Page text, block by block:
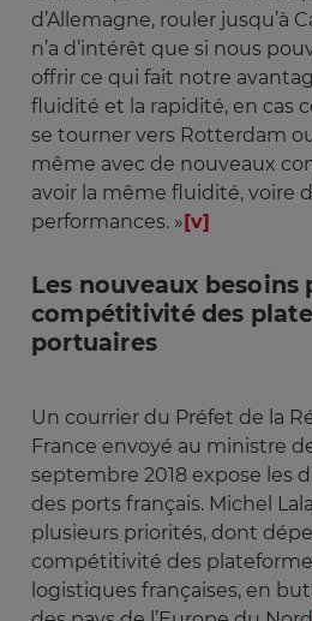
d’Allemagne, rouler jusqu’à
n’a d’intérêt que si nous
offrir ce qui fait notre
fluidité et la rapidité, en cas
se tourner vers Rotterdam
même avec de nouveaux
avoir la même fluidité, voire
performances. »[v]
Les nouveaux besoins
compétitivité des
portuaires
Un courrier du Préfet de la
France envoyé au ministre
septembre 2018 expose les
des ports français. Michel
plusieurs priorités, dont
compétitivité des
logistiques françaises, en